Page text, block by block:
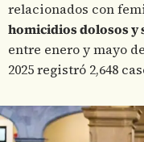
relacionados con
homicidios dolosos y
entre enero y mayo
2025 registró 2,648